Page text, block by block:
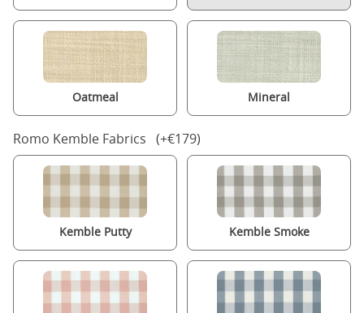
Oatmeal Mineral
Romo Kemble Fabrics (+€179)
Kemble Putty Kemble Smoke